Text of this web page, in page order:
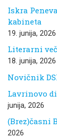
Iskra
kabineta
19. junija, 2026
Literarni
18. junija, 2026
Novičnik
Lavrinovo
junija, 2026
(Brez)časni
2026